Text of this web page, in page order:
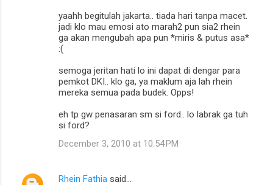
yaahh begitulah jakarta.. tiada hari tanpa macet.
jadi klo mau emosi ato marah2 pun sia2 rhein
ga akan mengubah apa pun *miris & putus asa*
:(
semoga jeritan hati lo ini dapat di dengar para
pemkot DKI.. klo ga, ya maklum aja lah rhein
mereka semua pada budek. Opps!
eh tp gw penasaran sm si ford.. lo labrak ga tuh
si ford?
December 3, 2010 at 10:54 PM
Rhein Fathia said…